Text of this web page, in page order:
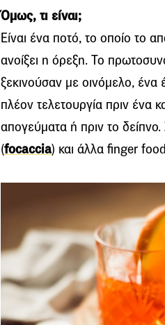
Όμως, τι είναι;
Είναι ένα ποτό, το οποίο το
ανοίξει η όρεξη. Το
ξεκινούσαν με οινόμελο, ένα
πλέον τελετουργία πριν ένα
απογεύματα ή πριν το δείπνο.
(focaccia) και άλλα finger